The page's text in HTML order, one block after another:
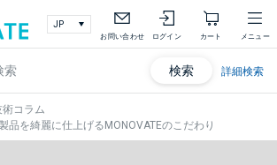
お問い合わせ ログイン カート メニュー
検索 詳細検索
術コラム
品を綺麗に仕上げるMONOVATEのこだわり